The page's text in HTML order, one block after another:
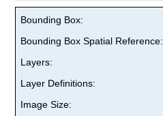
Bounding Box:
Bounding Box Spatial Reference:
Layers:
Layer Definitions:
Image Size: